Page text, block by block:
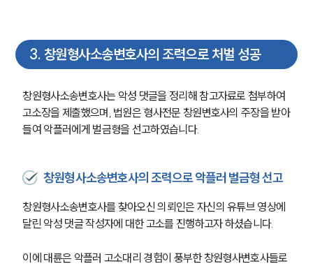
3. 창원형사소송변호사의 조력으로 처벌 성공
창원형사소송변호사는 악성 댓글을 정리해 참고자료로 첨부하여
고소장을 제출했으며, 법원은 형사전문 창원변호사의 주장을 받아
들여 악플러에게 벌금형을 선고하였습니다.
창원형사소송변호사의 조력으로 악플러 벌금형 선고
창원형사소송변호사를 찾아오신 의뢰인은 자신의 유튜브 영상에
달린 악성 댓글 작성자에 대한 고소를 진행하고자 하셨습니다.
이에 대륜은 악플러 고소대리 경험이 풍부한 창원형사변호사들로